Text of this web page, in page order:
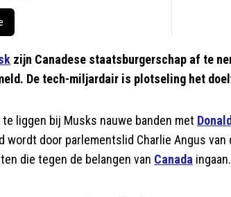
zijn Canadese staatsburgerschap af te
De tech-miljardair is plotseling het
liggen bij Musks nauwe banden met
wordt door parlementslid Charlie Angus
die tegen de belangen van Canada ingaan.